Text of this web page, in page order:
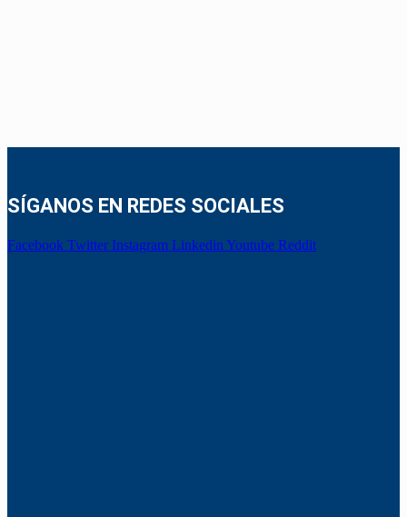
SÍGANOS EN REDES SOCIALES
Facebook Twitter Instagram Linkedin Youtube Reddit